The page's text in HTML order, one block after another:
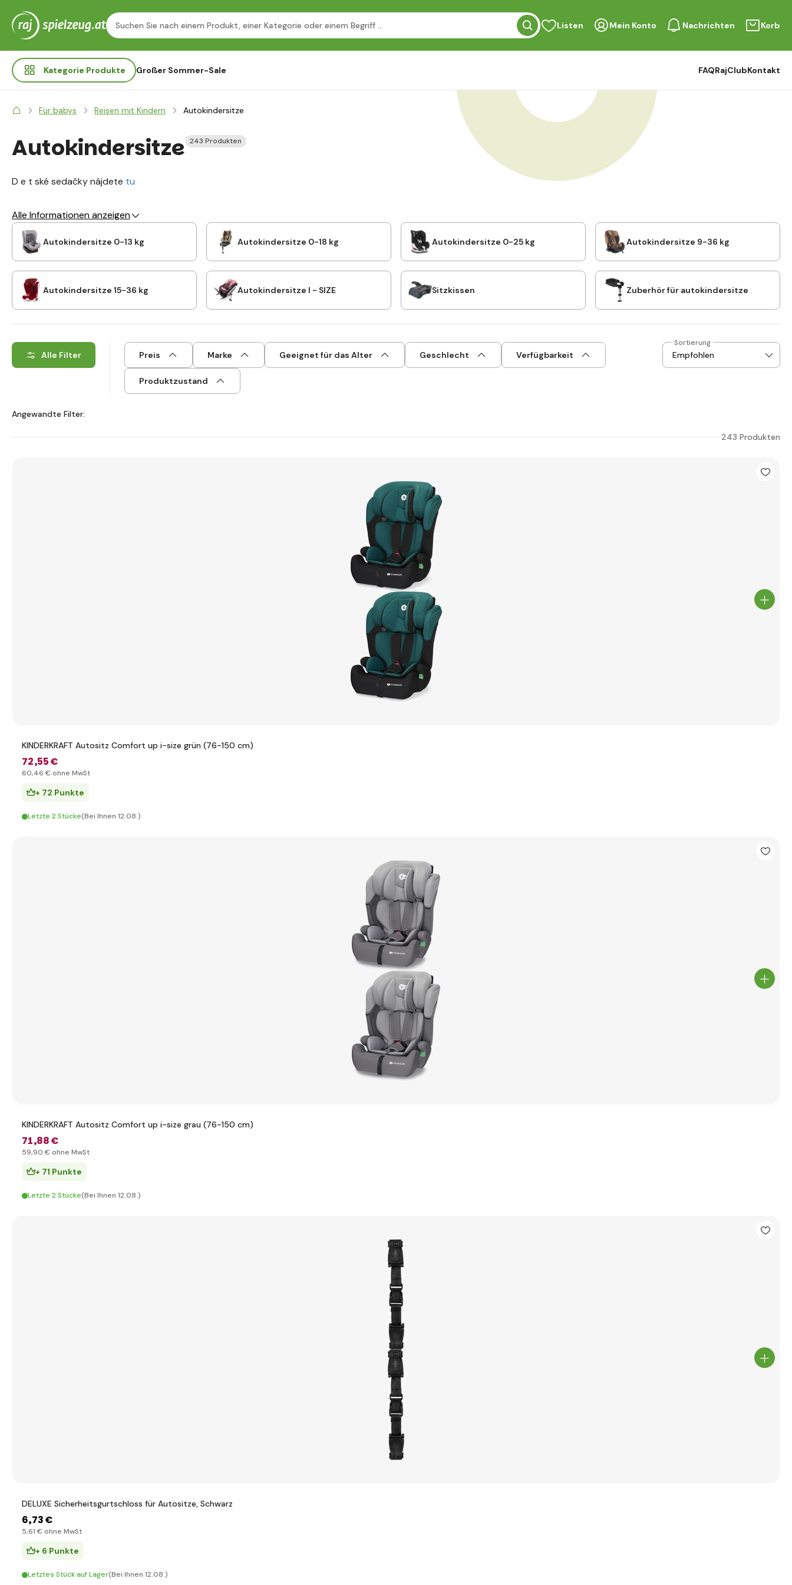
Listen Mein Konto Nachrichten Korb
Kategorie Produkte Großer Sommer-Sale FAQRajClubKontakt
Für babys Reisen mit Kindern Autokindersitze
Autokindersitze 243 Produkten
D e t ské sedačky nájdete tu
Alle Informationen anzeigen
Autokindersitze 0-13 kg Autokindersitze 0-18 kg Autokindersitze 0-25 kg Autokindersitze 9-36 kg
Autokindersitze 15-36 kg Autokindersitze I - SIZE Sitzkissen Zuberhör für autokindersitze
Alle Filter Preis Marke Geeignet für das Alter Geschlecht Verfügbarkeit
Produktzustand
Sortierung
Angewandte Filter:
243 Produkten
KINDERKRAFT Autositz Comfort up i-size grün (76-150 cm)
72,55 €
60,46 € ohne MwSt
+ 72 Punkte
Letzte 2 Stücke(Bei Ihnen 12.08.)
KINDERKRAFT Autositz Comfort up i-size grau (76-150 cm)
71,88 €
59,90 € ohne MwSt
+ 71 Punkte
Letzte 2 Stücke(Bei Ihnen 12.08.)
DELUXE Sicherheitsgurtschloss für Autositze, Schwarz
6,73 €
5,61 € ohne MwSt
+ 6 Punkte
Letztes Stück auf Lager(Bei Ihnen 12.08.)